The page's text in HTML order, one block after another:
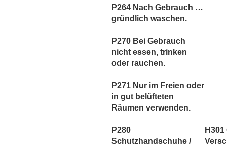
P264 Nach Gebrauch …
gründlich waschen.
P270 Bei Gebrauch
nicht essen, trinken
oder rauchen.
P271 Nur im Freien oder
in gut belüfteten
Räumen verwenden.
P280
Schutzhandschuhe /